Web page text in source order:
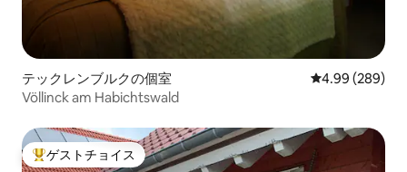
テックレンブルクの個室 レビュー289
4.99 (289)
Völlinck am Habichtswald
大好評のゲストチョイスです。
ゲストチョイス